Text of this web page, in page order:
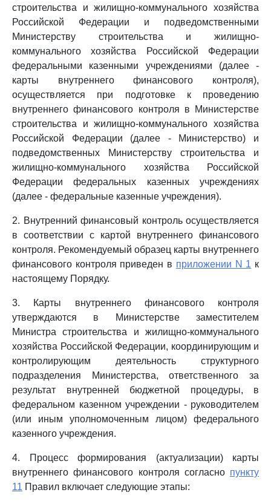
строительства и жилищно-коммунального хозяйства
Российской Федерации и подведомственными
Министерству строительства и жилищно-
коммунального хозяйства Российской Федерации
федеральными казенными учреждениями (далее -
карты внутреннего финансового контроля),
осуществляется при подготовке к проведению
внутреннего финансового контроля в Министерстве
строительства и жилищно-коммунального хозяйства
Российской Федерации (далее - Министерство) и
подведомственных Министерству строительства и
жилищно-коммунального хозяйства Российской
Федерации федеральных казенных учреждениях
(далее - федеральные казенные учреждения).
2. Внутренний финансовый контроль осуществляется
в соответствии с картой внутреннего финансового
контроля. Рекомендуемый образец карты внутреннего
финансового контроля приведен в приложении N 1 к
настоящему Порядку.
3. Карты внутреннего финансового контроля
утверждаются в Министерстве заместителем
Министра строительства и жилищно-коммунального
хозяйства Российской Федерации, координирующим и
контролирующим деятельность структурного
подразделения Министерства, ответственного за
результат внутренней бюджетной процедуры, в
федеральном казенном учреждении - руководителем
(или иным уполномоченным лицом) федерального
казенного учреждения.
4. Процесс формирования (актуализации) карты
внутреннего финансового контроля согласно пункту
11 Правил включает следующие этапы: